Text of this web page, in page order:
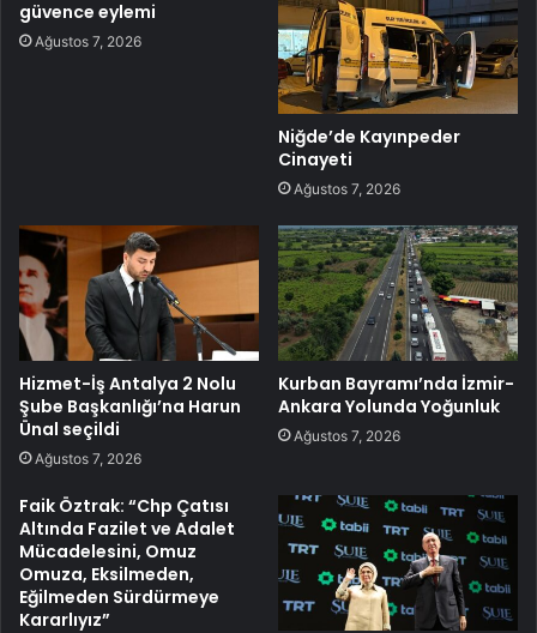
güvence eylemi
Ağustos 7, 2026
Niğde’de Kayınpeder
Cinayeti
Ağustos 7, 2026
Hizmet-İş Antalya 2 Nolu
Şube Başkanlığı’na Harun
Ünal seçildi
Ağustos 7, 2026
Kurban Bayramı’nda İzmir-
Ankara Yolunda Yoğunluk
Ağustos 7, 2026
Faik Öztrak: “Chp Çatısı
Altında Fazilet ve Adalet
Mücadelesini, Omuz
Omuza, Eksilmeden,
Eğilmeden Sürdürmeye
Kararlıyız”